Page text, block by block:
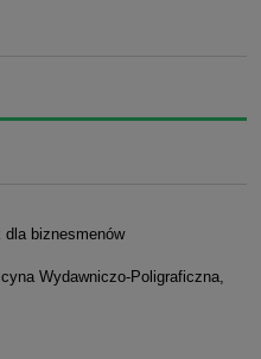
dla biznesmenów
Wydawniczo-Poligraficzna,